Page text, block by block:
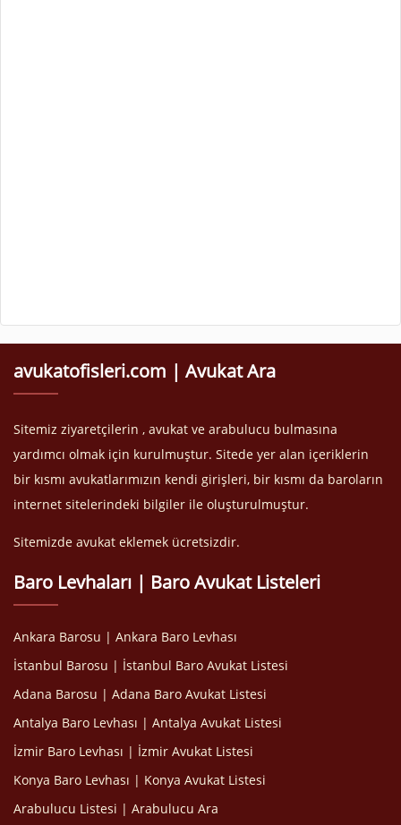
avukatofisleri.com | Avukat Ara
Sitemiz ziyaretçilerin , avukat ve arabulucu bulmasına
yardımcı olmak için kurulmuştur. Sitede yer alan içeriklerin
bir kısmı avukatlarımızın kendi girişleri, bir kısmı da baroların
internet sitelerindeki bilgiler ile oluşturulmuştur.
Sitemizde avukat eklemek ücretsizdir.
Baro Levhaları | Baro Avukat Listeleri
Ankara Barosu | Ankara Baro Levhası
İstanbul Barosu | İstanbul Baro Avukat Listesi
Adana Barosu | Adana Baro Avukat Listesi
Antalya Baro Levhası | Antalya Avukat Listesi
İzmir Baro Levhası | İzmir Avukat Listesi
Konya Baro Levhası | Konya Avukat Listesi
Arabulucu Listesi | Arabulucu Ara